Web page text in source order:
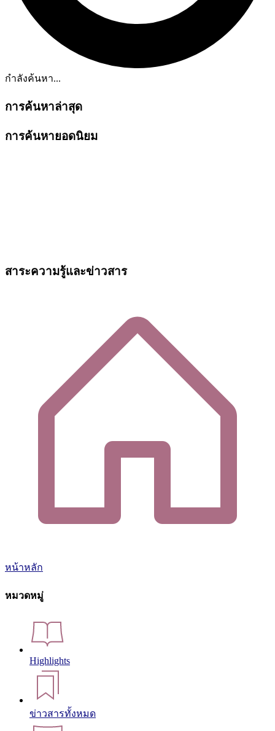
กำลังค้นหา...
การค้นหาล่าสุด
การค้นหายอดนิยม
สาระความรู้และข่าวสาร
หน้าหลัก
หมวดหมู่
Highlights
ข่าวสารทั้งหมด